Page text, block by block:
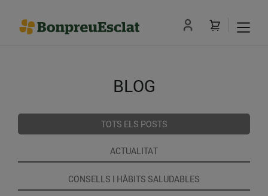
BLOG
TOTS ELS POSTS
ACTUALITAT
CONSELLS I HÀBITS SALUDABLES